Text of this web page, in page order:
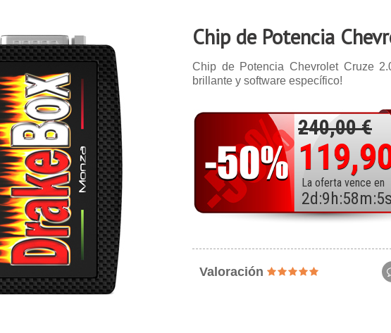
Chip de Potencia
Chip de Potencia Chevrolet Cruze
brillante y software específico!
240,00 €
La oferta vence en
2d :9 h:58m:3s
Valoración